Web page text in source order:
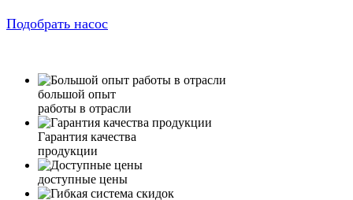
Подобрать насос
большой опыт
работы в отрасли
Гарантия качества
продукции
доступные цены